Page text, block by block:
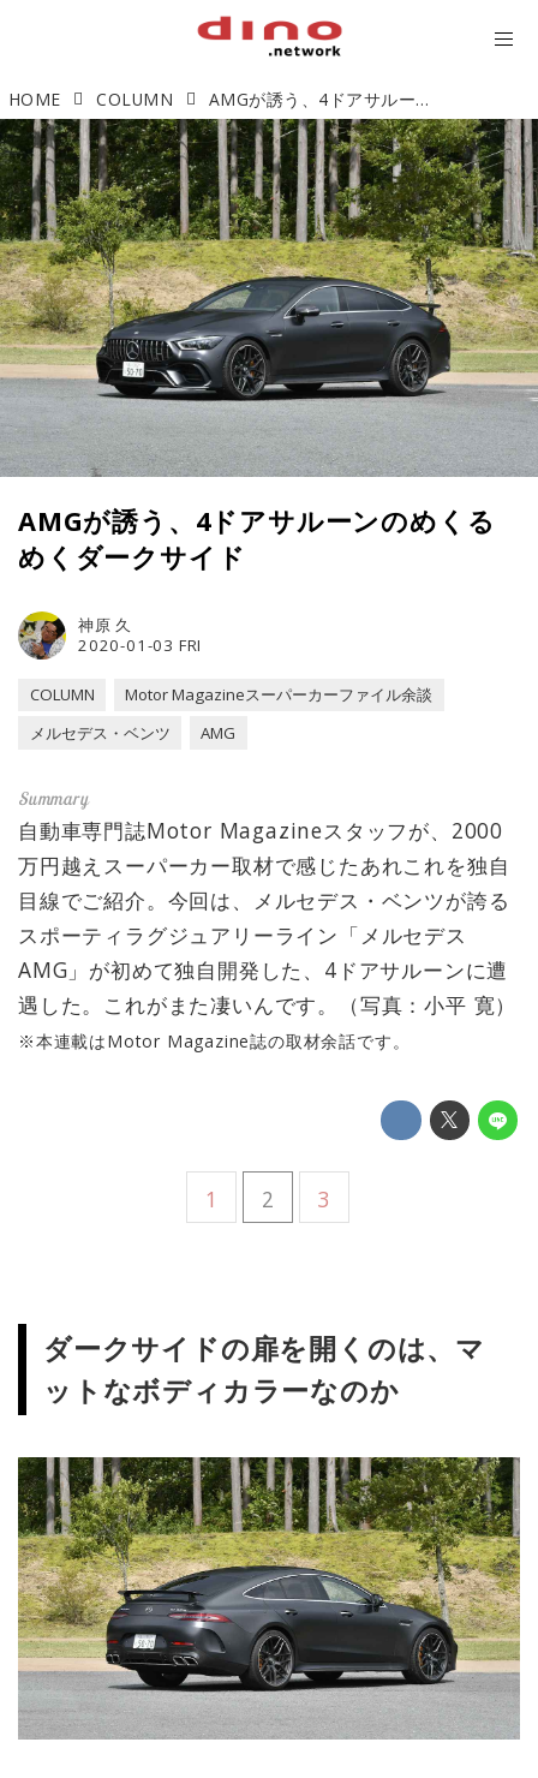
HOME COLUMN AMGが誘う、4ドアサルーンのめくるめくダークサイド
AMGが誘う、4ドアサルーンのめくる
めくダークサイド
2020-01-03 FRI
神原 久
COLUMN
Motor Magazineスーパーカーファイル余談
メルセデス・ベンツ
AMG
自動車専門誌Motor Magazineスタッフが、2000
万円越えスーパーカー取材で感じたあれこれを独自
目線でご紹介。今回は、メルセデス・ベンツが誇る
スポーティラグジュアリーライン「メルセデス
AMG」が初めて独自開発した、4ドアサルーンに遭
遇した。これがまた凄いんです。（写真：小平 寛）
※本連載はMotor Magazine誌の取材余話です。
1 2 3
ダークサイドの扉を開くのは、マ
ットなボディカラーなのか